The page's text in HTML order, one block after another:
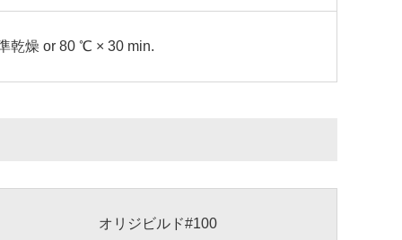
乾燥 or 80 ℃ × 30 min.
オリジビルド#100